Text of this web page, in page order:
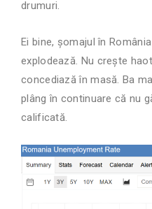
drumuri.
Ei bine, șomajul în
explodează. Nu crește
concediază în masă. Ba
plâng în continuare că nu
calificată.